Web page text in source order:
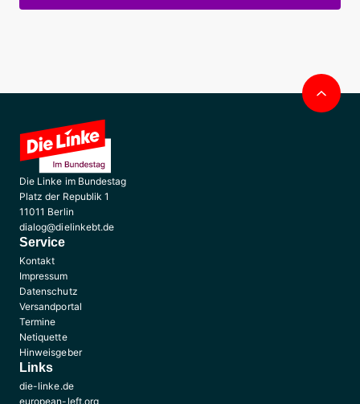
Die Linke im Bundestag
Platz der Republik 1
11011 Berlin
dialog@dielinkebt.de
Service
Kontakt
Impressum
Datenschutz
Versandportal
Termine
Netiquette
Hinweisgeber
Links
die-linke.de
european-left.org